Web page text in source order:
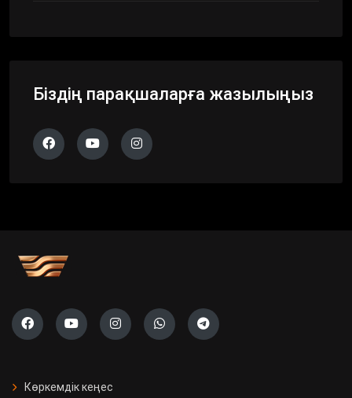
Біздің парақшаларға жазылыңыз
Көркемдік кеңес